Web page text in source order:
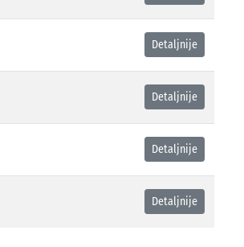
Detaljnije
Detaljnije
Detaljnije
Detaljnije